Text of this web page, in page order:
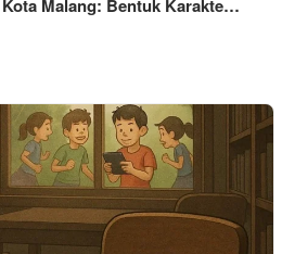
Malang: Bentuk Karakte…